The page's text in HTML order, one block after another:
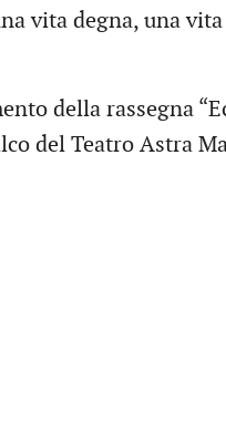
vita degna, una
della rassegna
del Teatro Astra